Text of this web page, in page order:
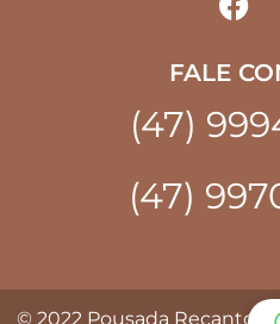
FALE
(47)
(47)
© 2022 Pousada Recanto